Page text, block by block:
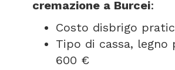
cremazione a Burcei:
Costo disbrigo
Tipo di cassa,
600 €